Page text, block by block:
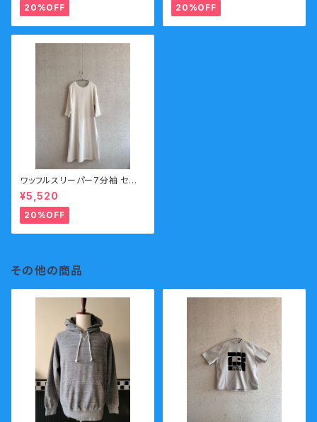
20%OFF 20%OFF
ワッフルスリーパー7分袖 セー
ル
¥5,520
20%OFF
その他の商品